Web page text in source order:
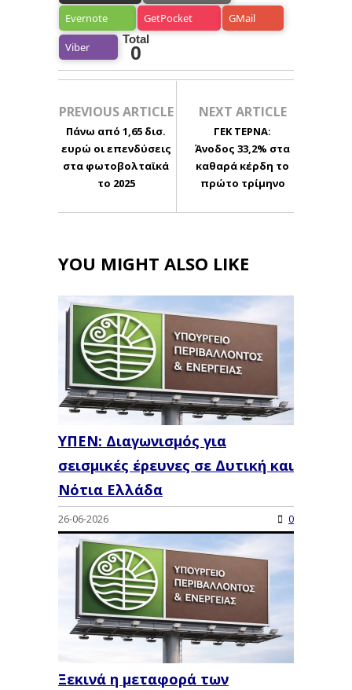
Evernote GetPocket GMail
Viber
Total
0
PREVIOUS ARTICLE
Πάνω από 1,65 δισ.
ευρώ οι επενδύσεις
στα φωτοβολταϊκά
το 2025
NEXT ARTICLE
ΓΕΚ ΤΕΡΝΑ:
Άνοδος 33,2% στα
καθαρά κέρδη το
πρώτο τρίμηνο
YOU MIGHT ALSO LIKE
ΥΠΕΝ: Διαγωνισμός για
σεισμικές έρευνες σε Δυτική και
Νότια Ελλάδα
26-06-2026 0
Ξεκινά η μεταφορά των